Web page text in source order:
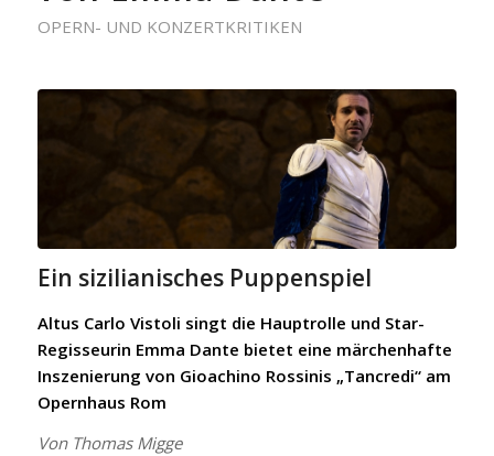
OPERN- UND KONZERTKRITIKEN
Ein sizilianisches Puppenspiel
Altus Carlo Vistoli singt die Hauptrolle und Star-
Regisseurin Emma Dante bietet eine märchenhafte
Inszenierung von Gioachino Rossinis „Tancredi“ am
Opernhaus Rom
Von Thomas Migge